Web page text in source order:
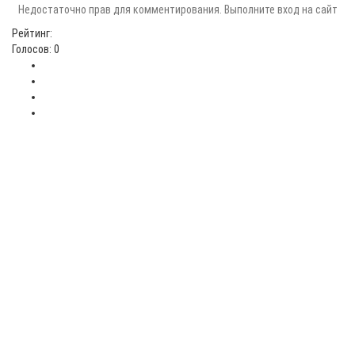
Недостаточно прав для комментирования. Выполните вход на сайт
Рейтинг:
Голосов: 0